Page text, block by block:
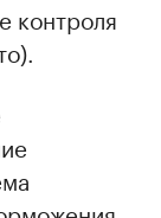
контроля